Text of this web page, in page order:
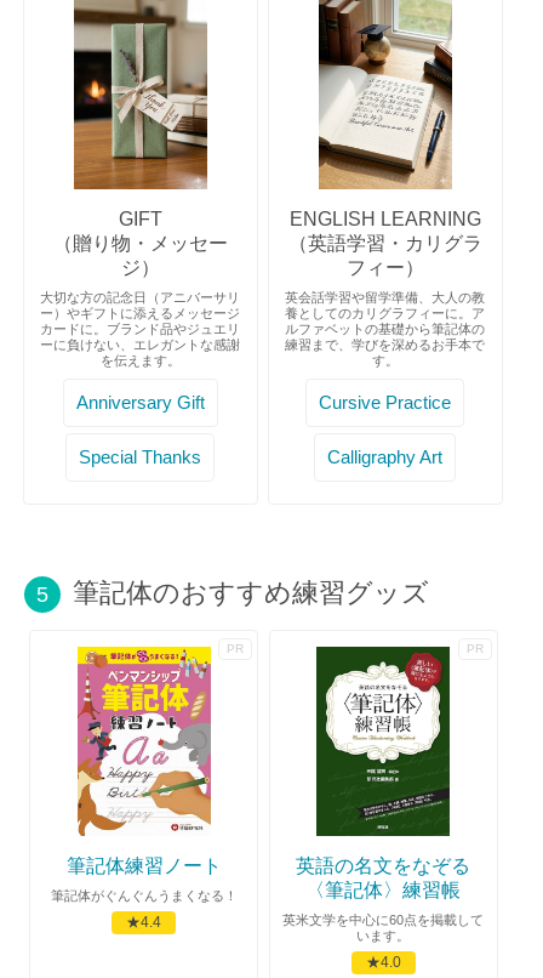
GIFT
（贈り物・メッセー
ジ）
大切な方の記念日（アニバーサリ
ー）やギフトに添えるメッセージ
カードに。ブランド品やジュエリ
ーに負けない、エレガントな感謝
を伝えます。
Anniversary Gift
Special Thanks
ENGLISH LEARNING
（英語学習・カリグラ
フィー）
英会話学習や留学準備、大人の教
養としてのカリグラフィーに。ア
ルファベットの基礎から筆記体の
練習まで、学びを深めるお手本で
す。
Cursive Practice
Calligraphy Art
5 筆記体のおすすめ練習グッズ
筆記体練習ノート
筆記体がぐんぐんうまくなる！
★4.4
英語の名文をなぞる
〈筆記体〉練習帳
英米文学を中心に60点を掲載して
います。
★4.0